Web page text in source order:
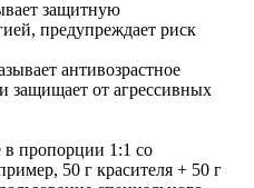
защитную
предупреждает риск
антивозрастное
защищает от агрессивных
пропорции 1:1 со
50 г красителя + 50 г